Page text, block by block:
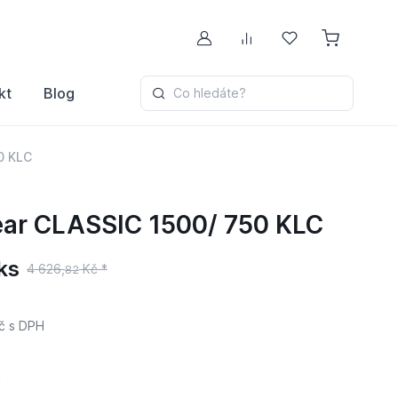
Můj účetPorovnávání
Oblíbené
Blog Co hledáte?
KLC
CLASSIC 1500/ 750 KLC
4 626,82Kč *
s DPH